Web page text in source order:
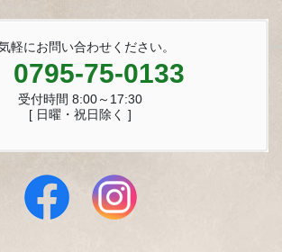
軽にお問い合わせください。
0795-75-0133
受付時間 8:00～17:30
[ 日曜・祝日除く ]